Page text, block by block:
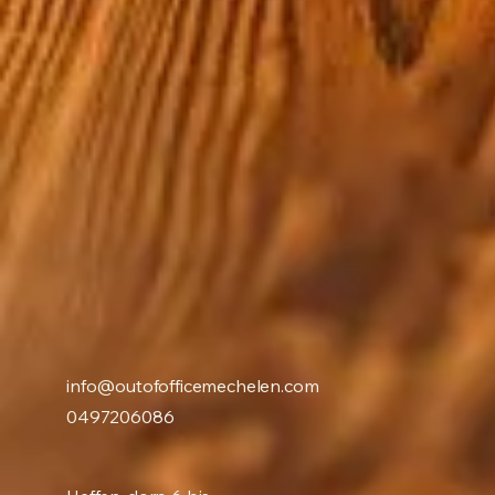
info@outofofficemechelen.com
0497206086